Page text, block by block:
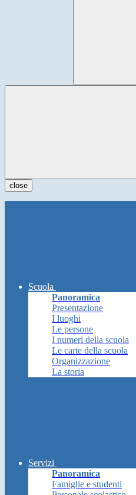
close
Scuola
Panoramica
Presentazione
I luoghi
Le persone
I numeri della scuola
Le carte della scuola
Organizzazione
La storia
Servizi
Panoramica
Famiglie e studenti